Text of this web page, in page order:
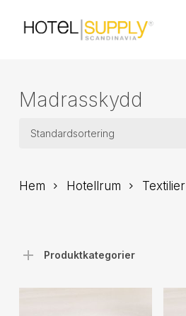
Madrasskydd
Hem Hotellrum Textilier
Produktkategorier